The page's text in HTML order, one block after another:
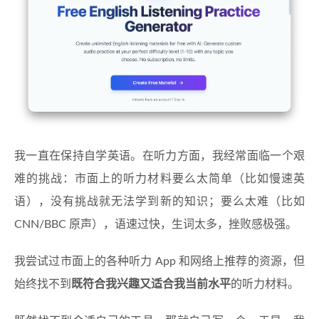
我一直在保持自学英语。在听力方面，我经常面临一个艰
难的挑战：市面上的听力材料要么太简单（比如慢速英
语），没有挑战就无法学到新的知识；要么太难（比如
CNN/BBC 原声），语速过快，生词太多，挫败感极强。
我尝试过市面上的各种听力 App 和网络上推荐的资源，但
始终找不到 既符合我兴趣又适合我当前水平的听力材料。